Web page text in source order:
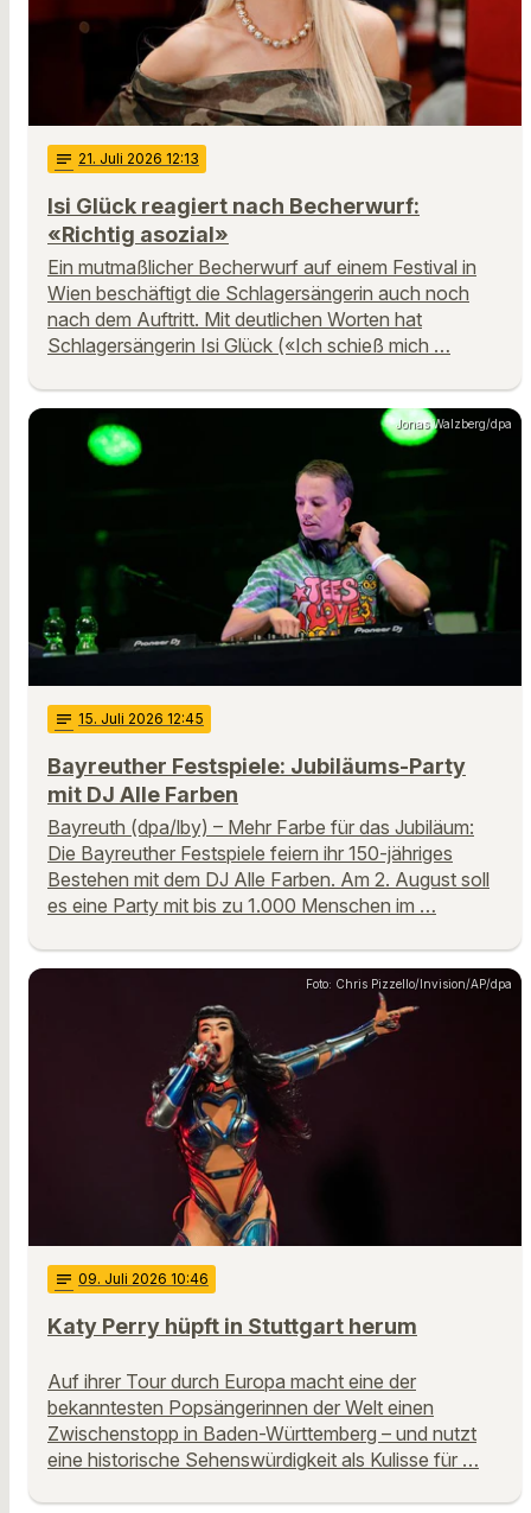
notes 21. Juli 2026 12:13
Isi Glück reagiert nach Becherwurf:
«Richtig asozial»
Ein mutmaßlicher Becherwurf auf einem Festival in
Wien beschäftigt die Schlagersängerin auch noch
nach dem Auftritt. Mit deutlichen Worten hat
Schlagersängerin Isi Glück («Ich schieß mich …
Jonas Walzberg/dpa
notes 15. Juli 2026 12:45
Bayreuther Festspiele: Jubiläums-Party
mit DJ Alle Farben
Bayreuth (dpa/lby) – Mehr Farbe für das Jubiläum:
Die Bayreuther Festspiele feiern ihr 150-jähriges
Bestehen mit dem DJ Alle Farben. Am 2. August soll
es eine Party mit bis zu 1.000 Menschen im …
Foto: Chris Pizzello/Invision/AP/dpa
notes 09. Juli 2026 10:46
Katy Perry hüpft in Stuttgart herum
Auf ihrer Tour durch Europa macht eine der
bekanntesten Popsängerinnen der Welt einen
Zwischenstopp in Baden-Württemberg – und nutzt
eine historische Sehenswürdigkeit als Kulisse für …